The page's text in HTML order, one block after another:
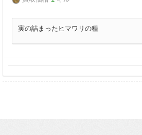
実の詰まったヒマワリの種